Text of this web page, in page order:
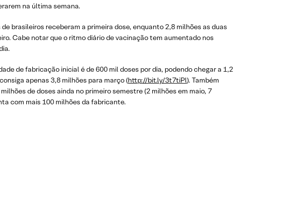
na última semana.
brasileiros receberam a primeira dose, enquanto 2,8 milhões as duas
Cabe notar que o ritmo diário de vacinação tem aumentado nos
de fabricação inicial é de 600 mil doses por dia, podendo chegar a 1,2
apenas 3,8 milhões para março (http://bit.ly/3t7tiPl). Também
de doses ainda no primeiro semestre (2 milhões em maio, 7
com mais 100 milhões da fabricante.